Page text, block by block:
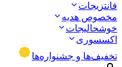
فانتزیجات
مخصوص هدیه
خوشحالیجات
اکسسوری
تخفیف‌ها و جشنواره‌ها